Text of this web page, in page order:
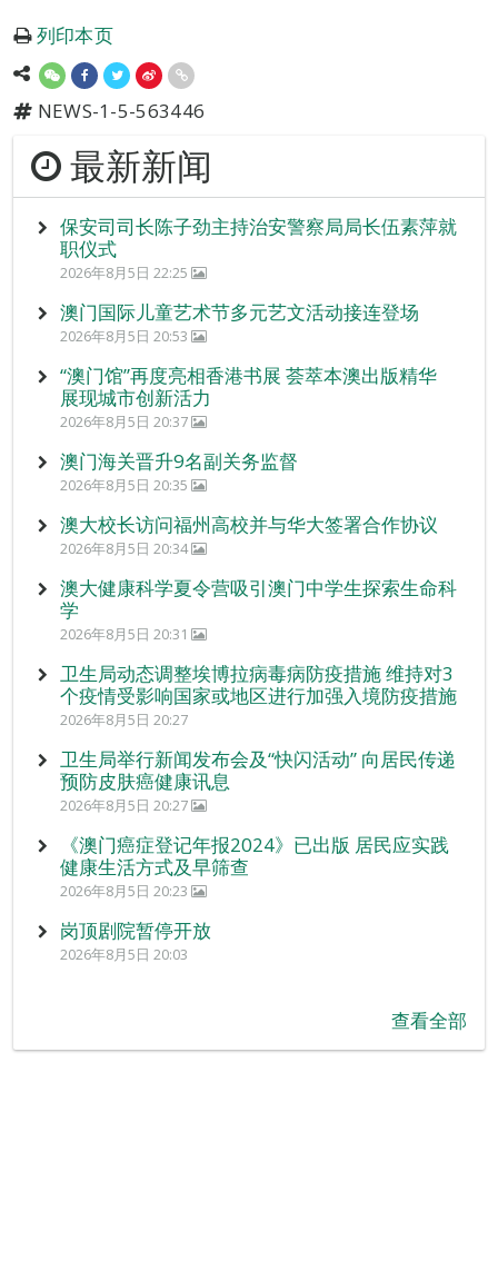
列印本页
NEWS-1-5-563446
最新新闻
保安司司长陈子劲主持治安警察局局长伍素萍就
职仪式
2026年8月5日 22:25
澳门国际儿童艺术节多元艺文活动接连登场
2026年8月5日 20:53
“澳门馆”再度亮相香港书展 荟萃本澳出版精华
展现城市创新活力
2026年8月5日 20:37
澳门海关晋升9名副关务监督
2026年8月5日 20:35
澳大校长访问福州高校并与华大签署合作协议
2026年8月5日 20:34
澳大健康科学夏令营吸引澳门中学生探索生命科
学
2026年8月5日 20:31
卫生局动态调整埃博拉病毒病防疫措施 维持对3
个疫情受影响国家或地区进行加强入境防疫措施
2026年8月5日 20:27
卫生局举行新闻发布会及“快闪活动” 向居民传递
预防皮肤癌健康讯息
2026年8月5日 20:27
《澳门癌症登记年报2024》已出版 居民应实践
健康生活方式及早筛查
2026年8月5日 20:23
岗顶剧院暂停开放
2026年8月5日 20:03
查看全部